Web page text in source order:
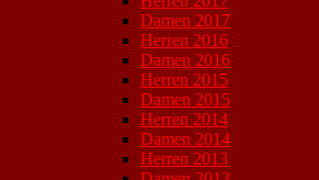
Damen 2017
Herren 2016
Damen 2016
Herren 2015
Damen 2015
Herren 2014
Damen 2014
Herren 2013